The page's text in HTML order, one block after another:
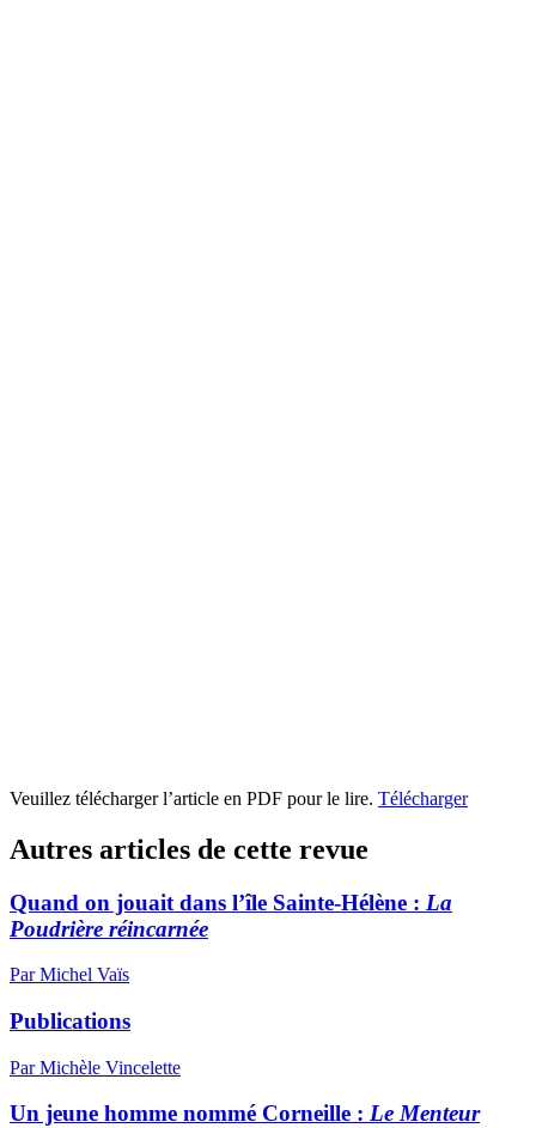
Veuillez télécharger l’article en PDF pour le lire. Télécharger
Autres articles de cette revue
Quand on jouait dans l’île Sainte-Hélène : La
Poudrière réincarnée
Par Michel Vaïs
Publications
Par Michèle Vincelette
Un jeune homme nommé Corneille : Le Menteur